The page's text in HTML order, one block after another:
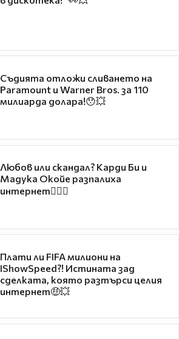
Съдията отложи сливането на
Paramount и Warner Bros. за 110
милиарда долара!😯💥
Любов или скандал? Карди Би и
Мадука Окойе разпалиха
интернет❤️‍🔥🔥
Плати ли FIFA милиони на
IShowSpeed?! Истината зад
сделката, която разтърси целия
интернет🤑💥